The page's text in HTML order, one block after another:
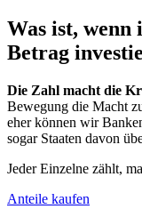
Was ist, wenn
Betrag
Die Zahl macht die
Bewegung die Macht
eher können wir
sogar Staaten davon
Jeder Einzelne zählt,
Anteile kaufen